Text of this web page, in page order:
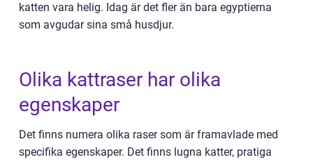
katten vara helig. Idag är det fler än bara egyptierna
som avgudar sina små husdjur.
Olika kattraser har olika
egenskaper
Det finns numera olika raser som är framavlade med
specifika egenskaper. Det finns lugna katter, pratiga